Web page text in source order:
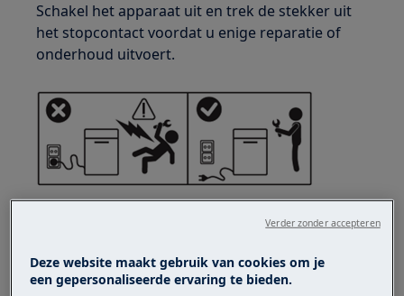
Schakel het apparaat uit en trek de stekker uit
het stopcontact voordat u enige reparatie of
onderhoud uitvoert.
WAARSCHUWING!GEVAAR VOOR LETSEL
Deze website maakt gebruik van cookies om je
een gepersonaliseerde ervaring te bieden.
Verder zonder accepteren